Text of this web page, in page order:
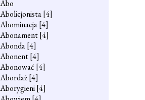
Abo
Abolicjonista[4]
Abominacja[4]
Abonament[4]
Abonda[4]
Abonent[4]
Abonować [4]
Abordaż[4]
Aborygieni[4]